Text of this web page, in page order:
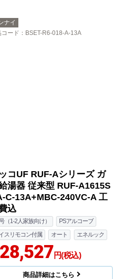
ナイ
コード ：BSET-R6-018-A-13A
コUF RUF-Aシリーズ ガ
湯器 従来型 RUF-A1615S
C-13A+MBC-240VC-A 工
込
（1-2人家族向け）
PSアルコーブ
スリモコン付属
オート エネルック
円(税込)
商品詳細はこちら